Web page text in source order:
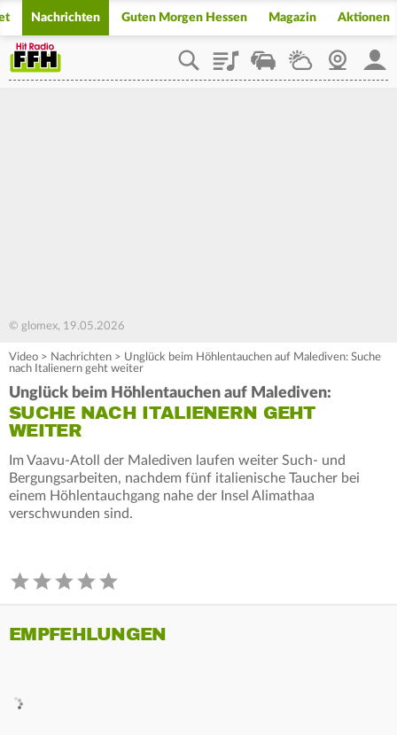
Nachrichten Guten Morgen Hessen Magazin Aktionen
PlaylistStaupilotWetterWebcam
© glomex, 19.05.2026
Video > Nachrichten > Unglück beim Höhlentauchen auf Malediven: Suche
nach Italienern geht weiter
Unglück beim Höhlentauchen auf Malediven:
SUCHE NACH ITALIENERN GEHT
WEITER
Im Vaavu-Atoll der Malediven laufen weiter Such- und
Bergungsarbeiten, nachdem fünf italienische Taucher bei
einem Höhlentauchgang nahe der Insel Alimathaa
verschwunden sind.
EMPFEHLUNGEN